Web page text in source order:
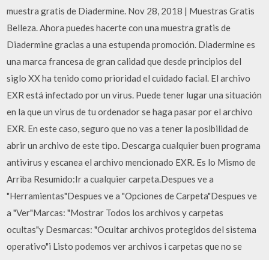
muestra gratis de Diadermine. Nov 28, 2018 | Muestras Gratis
Belleza. Ahora puedes hacerte con una muestra gratis de
Diadermine gracias a una estupenda promoción. Diadermine es
una marca francesa de gran calidad que desde principios del
siglo XX ha tenido como prioridad el cuidado facial. El archivo
EXR está infectado por un virus. Puede tener lugar una situación
en la que un virus de tu ordenador se haga pasar por el archivo
EXR. En este caso, seguro que no vas a tener la posibilidad de
abrir un archivo de este tipo. Descarga cualquier buen programa
antivirus y escanea el archivo mencionado EXR. Es lo Mismo de
Arriba Resumido:Ir a cualquier carpeta.Despues ve a
"Herramientas"Despues ve a "Opciones de Carpeta"Despues ve
a "Ver"Marcas: "Mostrar Todos los archivos y carpetas
ocultas"y Desmarcas: "Ocultar archivos protegidos del sistema
operativo"i Listo podemos ver archivos i carpetas que no se